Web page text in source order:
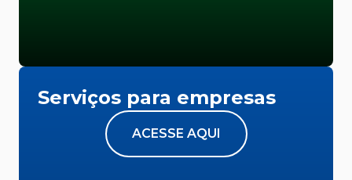
Serviços para empresas
ACESSE AQUI